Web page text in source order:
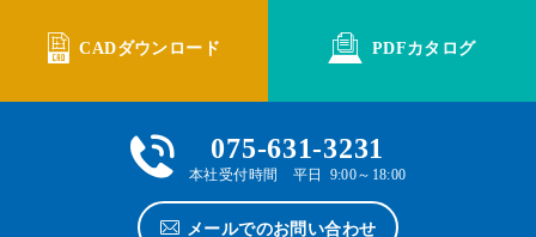
CADダウンロード PDFカタログ
075-631-3231
本社受付時間 平日 9:00～18:00
メールでのお問い合わせ